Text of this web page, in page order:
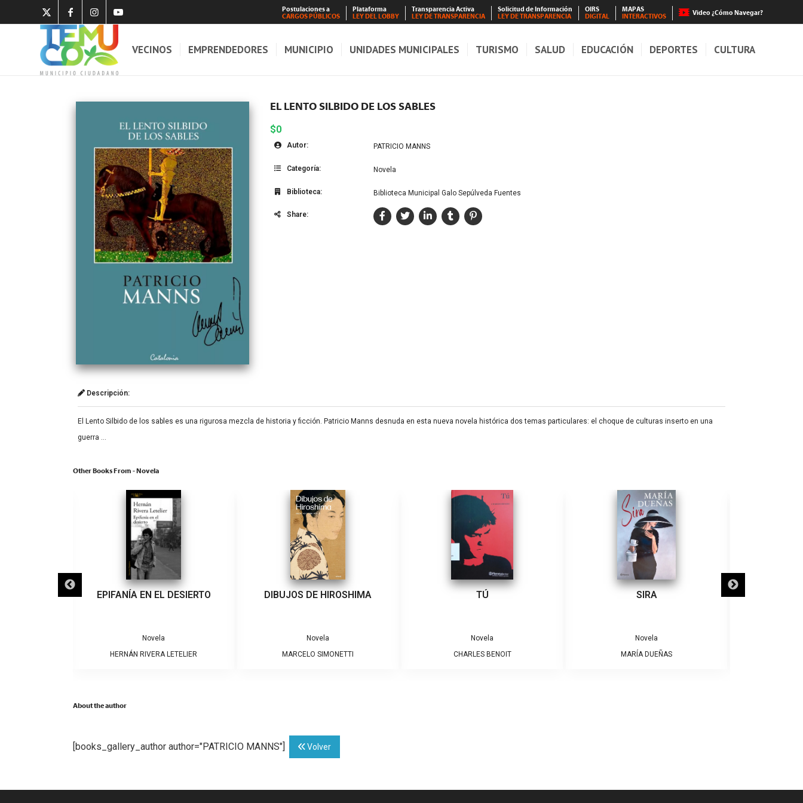
Postulaciones a
CARGOS PÚBLICOS
Plataforma
LEY DEL LOBBY
Transparencia Activa
LEY DE TRANSPARENCIA
Solicitud de Información
LEY DE TRANSPARENCIA
OIRS
DIGITAL
MAPAS
INTERACTIVOS
Video ¿Cómo Navegar?
VECINOS EMPRENDEDORES MUNICIPIO UNIDADES MUNICIPALES TURISMO SALUD EDUCACIÓN DEPORTES CULTURA
EL LENTO SILBIDO DE LOS SABLES
$0
Autor: PATRICIO MANNS
Categoría: Novela
Biblioteca: Biblioteca Municipal Galo Sepúlveda Fuentes
Share:
Descripción:
El Lento Silbido de los sables es una rigurosa mezcla de historia y ficción. Patricio Manns desnuda en esta nueva novela histórica dos temas particulares: el choque de culturas inserto en una
guerra …
Other Books From - Novela
EPIFANÍA EN EL DESIERTO
Novela
HERNÁN RIVERA LETELIER
DIBUJOS DE HIROSHIMA
Novela
MARCELO SIMONETTI
TÚ
Novela
CHARLES BENOIT
SIRA
Novela
MARÍA DUEÑAS
About the author
[books_gallery_author author="PATRICIO MANNS"] Volver